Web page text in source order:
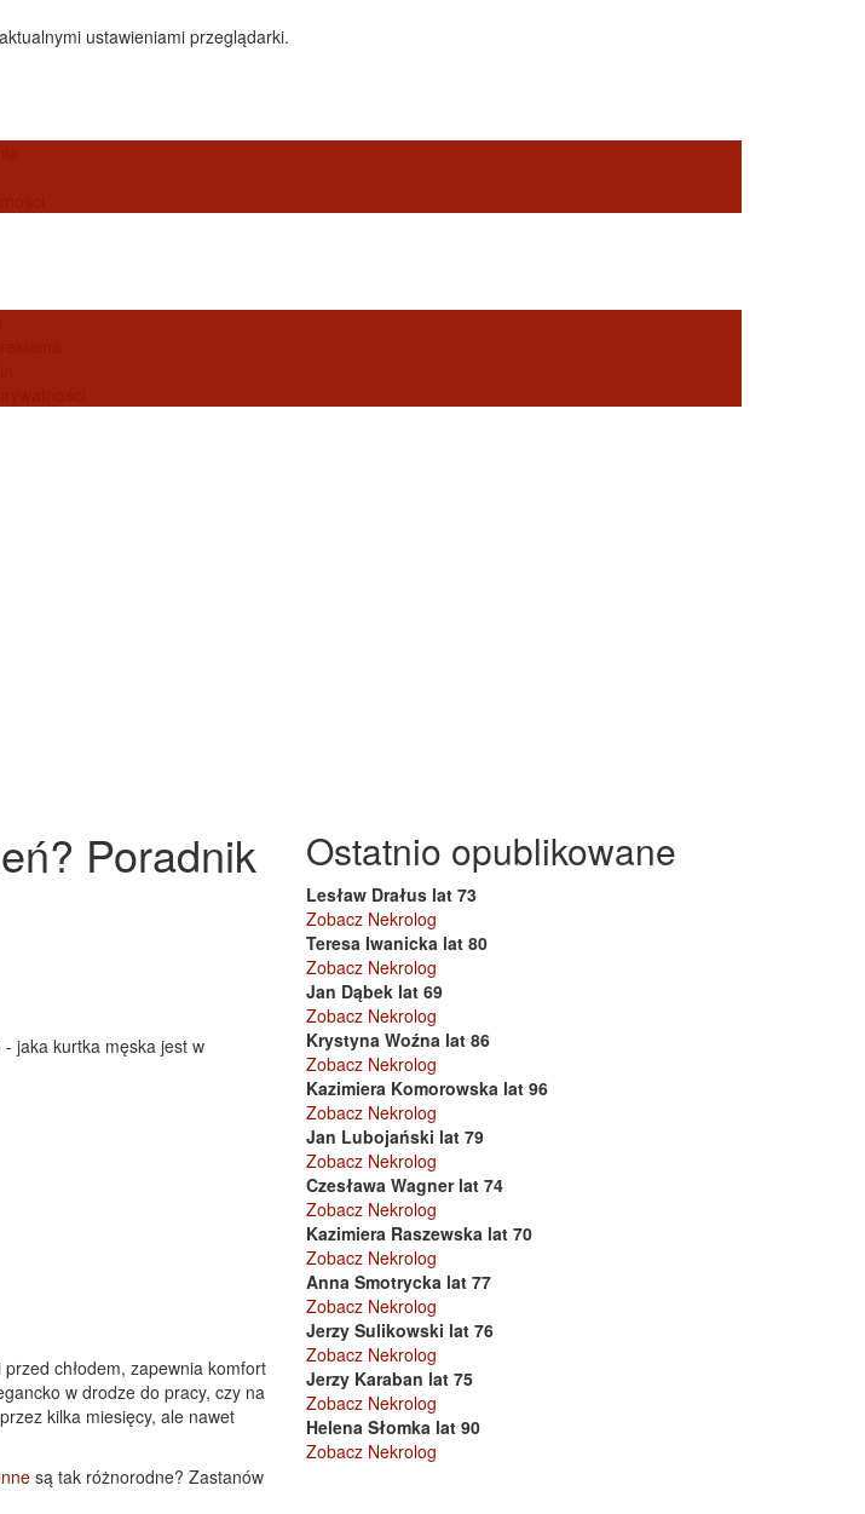
ustawieniami przeglądarki.
Poradnik
chłodem, zapewnia komfort
w drodze do pracy, czy na
kilka miesięcy, ale nawet
są tak różnorodne? Zastanów
Ostatnio opublikowane
Lesław Drałus lat 73
Zobacz Nekrolog
Teresa Iwanicka lat 80
Zobacz Nekrolog
Jan Dąbek lat 69
Zobacz Nekrolog
Krystyna Woźna lat 86
Zobacz Nekrolog
Kazimiera Komorowska lat 96
Zobacz Nekrolog
Jan Lubojański lat 79
Zobacz Nekrolog
Czesława Wagner lat 74
Zobacz Nekrolog
Kazimiera Raszewska lat 70
Zobacz Nekrolog
Anna Smotrycka lat 77
Zobacz Nekrolog
Jerzy Sulikowski lat 76
Zobacz Nekrolog
Jerzy Karaban lat 75
Zobacz Nekrolog
Helena Słomka lat 90
Zobacz Nekrolog